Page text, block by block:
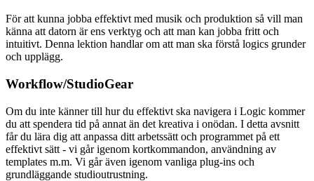
För att kunna jobba effektivt med musik och produktion så vill man
känna att datorn är ens verktyg och att man kan jobba fritt och
intuitivt. Denna lektion handlar om att man ska förstå logics grunder
och upplägg.
Workflow/StudioGear
Om du inte känner till hur du effektivt ska navigera i Logic kommer
du att spendera tid på annat än det kreativa i onödan. I detta avsnitt
får du lära dig att anpassa ditt arbetssätt och programmet på ett
effektivt sätt - vi går igenom kortkommandon, användning av
templates m.m. Vi går även igenom vanliga plug-ins och
grundläggande studioutrustning.